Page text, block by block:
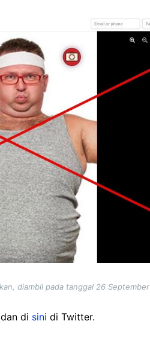
diambil pada tanggal 26
di sini di Twitter.